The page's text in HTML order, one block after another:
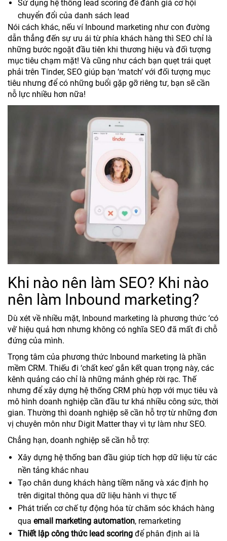
Sử dụng hệ thống lead scoring để đánh giá cơ hội
chuyển đổi của danh sách lead
Nói cách khác, nếu ví Inbound marketing như con đường
dẫn thẳng đến sự ưu ái từ phía khách hàng thì SEO chỉ là
những bước ngoặt đầu tiên khi thương hiệu và đối tượng
mục tiêu chạm mặt! Và cũng như cách bạn quẹt trái quẹt
phải trên Tinder, SEO giúp bạn ‘match’ với đối tượng mục
tiêu nhưng để có những buổi gặp gỡ riêng tư, bạn sẽ cần
nỗ lực nhiều hơn nữa!
Khi nào nên làm SEO? Khi nào
nên làm Inbound marketing?
Dù xét về nhiều mặt, Inbound marketing là phương thức ‘có
vẻ’ hiệu quả hơn nhưng không có nghĩa SEO đã mất đi chỗ
đứng của mình.
Trọng tâm của phương thức Inbound marketing là phần
mềm CRM. Thiếu đi ‘chất keo’ gắn kết quan trọng này, các
kênh quảng cáo chỉ là những mảnh ghép rời rạc. Thế
nhưng để xây dựng hệ thống CRM phù hợp với mục tiêu và
mô hình doanh nghiệp cần đầu tư khá nhiều công sức, thời
gian. Thường thì doanh nghiệp sẽ cần hỗ trợ từ những đơn
vị chuyên môn như Digit Matter thay vì tự làm như SEO.
Chẳng hạn, doanh nghiệp sẽ cần hỗ trợ:
Xây dựng hệ thống ban đầu giúp tích hợp dữ liệu từ các
nền tảng khác nhau
Tạo chân dung khách hàng tiềm năng và xác định họ
trên digital thông qua dữ liệu hành vi thực tế
Phát triển cơ chế tự động hóa từ chăm sóc khách hàng
qua email marketing automation, remarketing
Thiết lập công thức lead scoring để phân định ai là